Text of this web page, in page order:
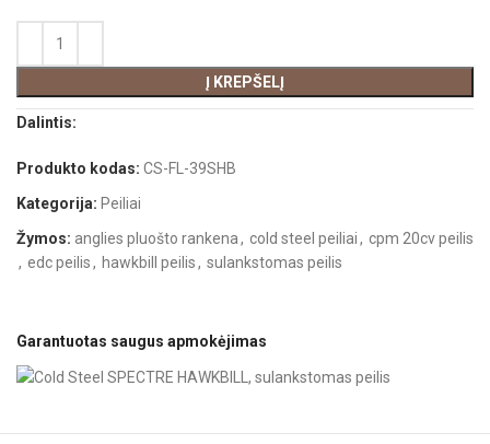
Į KREPŠELĮ
Dalintis:
Produkto kodas:CS-FL-39SHB
Kategorija: Peiliai
Žymos: anglies pluošto rankena, cold steel peiliai, cpm 20cv peilis
, edc peilis, hawkbill peilis, sulankstomas peilis
Garantuotas saugus apmokėjimas